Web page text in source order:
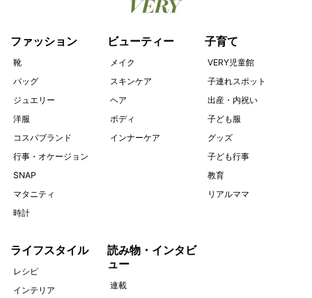
ファッション
靴
バッグ
ジュエリー
洋服
コスパブランド
行事・オケージョン
SNAP
マタニティ
時計
ビューティー
メイク
スキンケア
ヘア
ボディ
インナーケア
子育て
VERY児童館
子連れスポット
出産・内祝い
子ども服
グッズ
子ども行事
教育
リアルママ
ライフスタイル
レシピ
インテリア
読み物・インタビ
ュー
連載